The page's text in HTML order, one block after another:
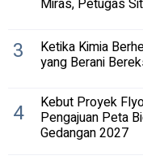
Miras, Petugas
3 Ketika Kimia
yang Berani
4 Kebut Proyek
Pengajuan Peta
Gedangan 2027